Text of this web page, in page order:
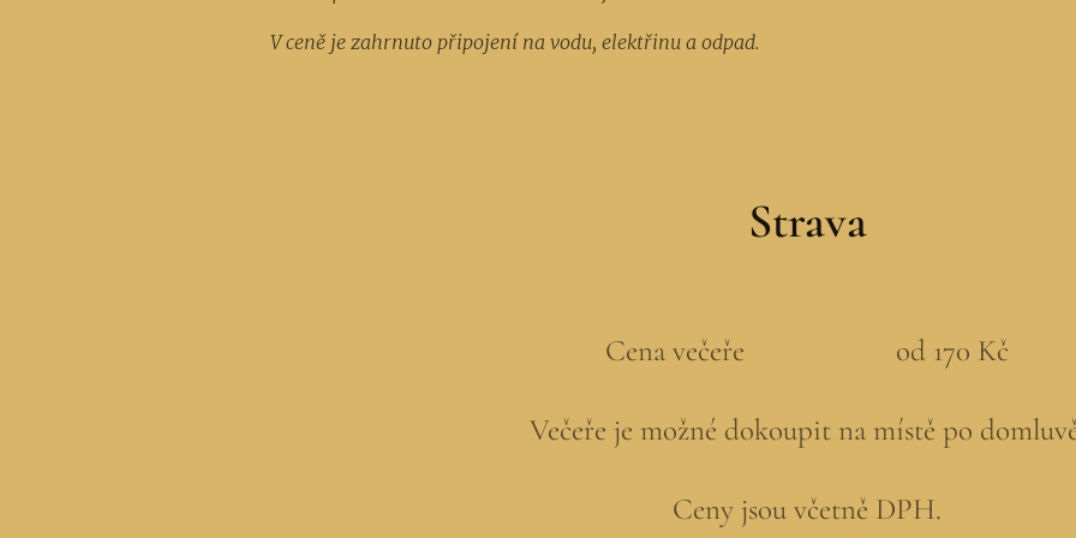
V ceně je zahrnuto připojení na vodu, elektřinu a odpad.
Strava
Cena večeře od 170 Kč
Večeře je možné dokoupit na místě po
Ceny jsou včetně DPH.